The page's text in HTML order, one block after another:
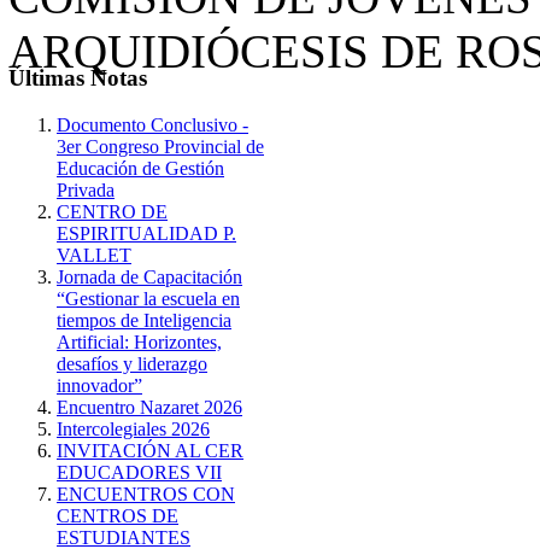
ARQUIDIÓCESIS DE
Últimas Notas
Documento Conclusivo -
3er Congreso Provincial de
Educación de Gestión
Privada
CENTRO DE
ESPIRITUALIDAD P.
VALLET
Jornada de Capacitación
“Gestionar la escuela en
tiempos de Inteligencia
Artificial: Horizontes,
desafíos y liderazgo
innovador”
Encuentro Nazaret 2026
Intercolegiales 2026
INVITACIÓN AL CER
EDUCADORES VII
ENCUENTROS CON
CENTROS DE
ESTUDIANTES